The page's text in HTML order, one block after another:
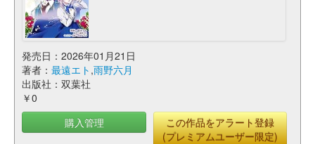
発売日：2026年01月21日
著者： 最遠エト ,雨野六月
出版社：双葉社
￥0
購入管理
この作品をアラート登録
(プレミアムユーザー限定)